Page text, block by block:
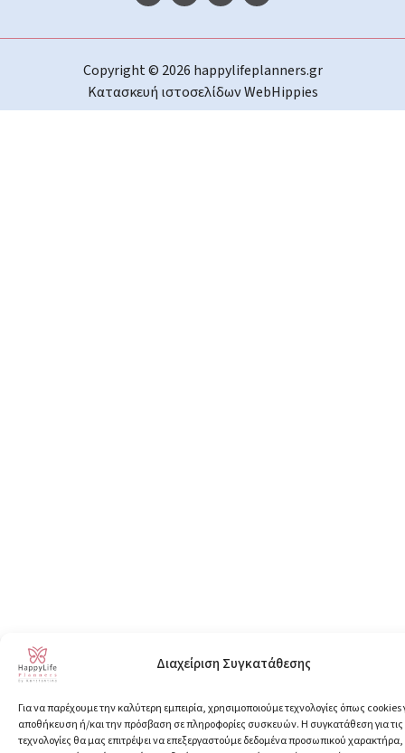
Διαχείριση Συγκατάθεσης
Για να παρέχουμε την καλύτερη εμπειρία, χρησιμοποιούμε τεχνολογίες όπως cookies
αποθήκευση ή/και την πρόσβαση σε πληροφορίες συσκευών. Η συγκατάθεση για
τεχνολογίες θα μας επιτρέψει να επεξεργαστούμε δεδομένα προσωπικού
Copyright © 2026 happylifeplanners.gr
Κατασκευή ιστοσελίδωνWebHippies